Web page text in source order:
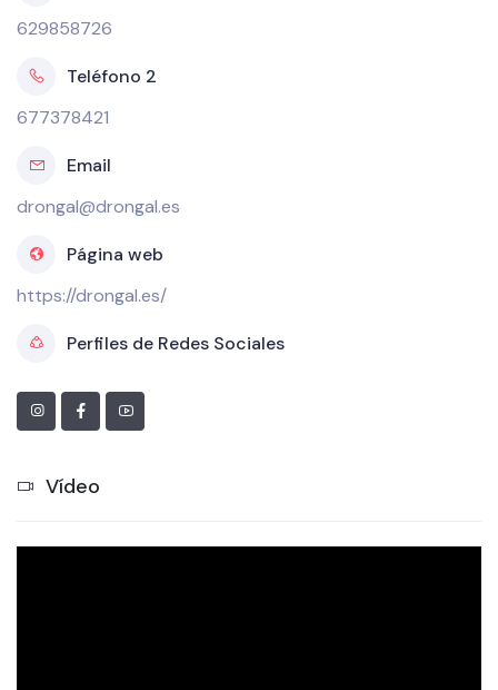
629858726
Teléfono 2
677378421
Email
drongal@drongal.es
Página web
https://drongal.es/
Perfiles de Redes Sociales
Vídeo